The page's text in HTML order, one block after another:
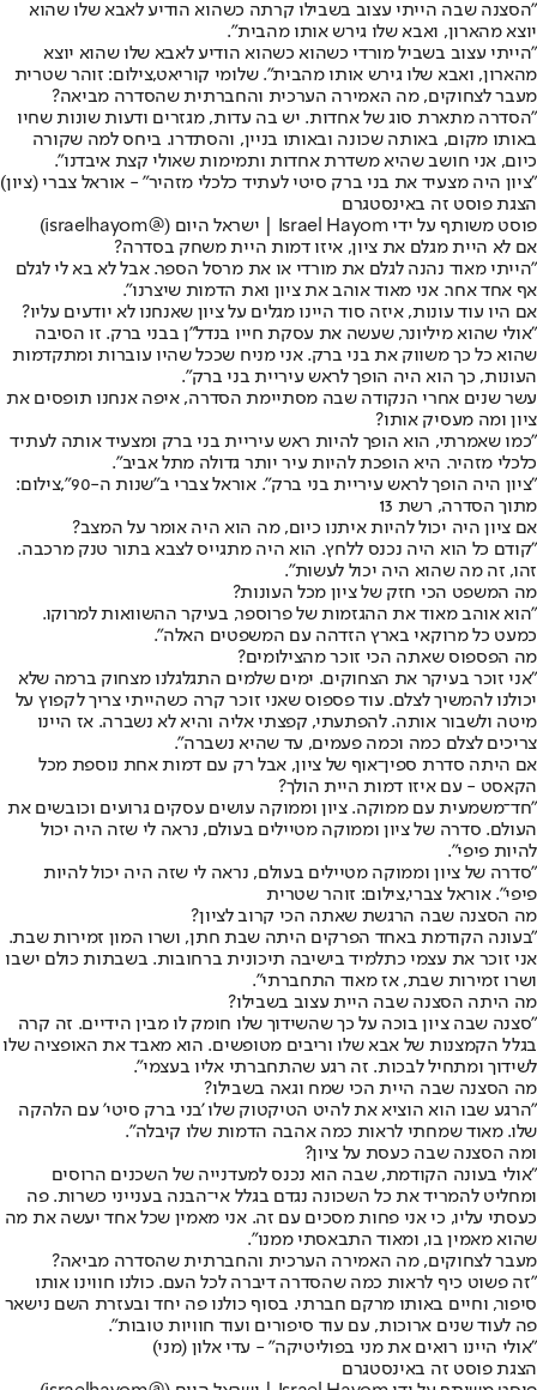
"הסצנה שבה הייתי עצוב בשבילו קרתה כשהוא הודיע לאבא שלו שהוא
יוצא מהארון, ואבא שלו גירש אותו מהבית".
"הייתי עצוב בשביל מורדי כשהוא כשהוא הודיע לאבא שלו שהוא יוצא
מהארון, ואבא שלו גירש אותו מהבית". שלומי קוריאט,צילום: זוהר שטרית
מעבר לצחוקים, מה האמירה הערכית והחברתית שהסדרה מביאה?
"הסדרה מתארת סוג של אחדות. יש בה עדות, מגזרים ודעות שונות שחיו
באותו מקום, באותה שכונה ובאותו בניין, והסתדרו. ביחס למה שקורה
כיום, אני חושב שהיא משדרת אחדות ותמימות שאולי קצת איבדנו".
"ציון היה מצעיד את בני ברק סיטי לעתיד כלכלי מזהיר" - אוראל צברי (ציון)
הצגת פוסט זה באינסטגרם
פוסט משותף על ידי ‏‎Israel Hayom | ישראל היום‎‏ (@‏‎israelhayom‎‏)
אם לא היית מגלם את ציון, איזו דמות היית משחק בסדרה?
"הייתי מאוד נהנה לגלם את מורדי או את מרסל הספר. אבל לא בא לי לגלם
אף אחד אחר. אני מאוד אוהב את ציון ואת הדמות שיצרנו".
אם היו עוד עונות, איזה סוד היינו מגלים על ציון שאנחנו לא יודעים עליו?
"אולי שהוא מיליונר, שעשה את עסקת חייו בנדל"ן בבני ברק. זו הסיבה
שהוא כל כך משווק את בני ברק. אני מניח שככל שהיו עוברות ומתקדמות
העונות, כך הוא היה הופך לראש עיריית בני ברק".
עשר שנים אחרי הנקודה שבה מסתיימת הסדרה, איפה אנחנו תופסים את
ציון ומה מעסיק אותו?
"כמו שאמרתי, הוא הופך להיות ראש עיריית בני ברק ומצעיד אותה לעתיד
כלכלי מזהיר. היא הופכת להיות עיר יותר גדולה מתל אביב".
"ציון היה הופך לראש עיריית בני ברק". אוראל צברי ב"שנות ה-90",צילום:
מתוך הסדרה, רשת 13
אם ציון היה יכול להיות איתנו כיום, מה הוא היה אומר על המצב?
"קודם כל הוא היה נכנס ללחץ. הוא היה מתגייס לצבא בתור טנק מרכבה.
זהו, זה מה שהוא היה יכול לעשות".
מה המשפט הכי חזק של ציון מכל העונות?
"הוא אוהב מאוד את ההגזמות של פרוספר, בעיקר ההשוואות למרוקו.
כמעט כל מרוקאי בארץ הזדהה עם המשפטים האלה".
מה הפספוס שאתה הכי זוכר מהצילומים?
"אני זוכר בעיקר את הצחוקים. ימים שלמים התגלגלנו מצחוק ברמה שלא
יכולנו להמשיך לצלם. עוד פספוס שאני זוכר קרה כשהייתי צריך לקפוץ על
מיטה ולשבור אותה. להפתעתי, קפצתי אליה והיא לא נשברה. אז היינו
צריכים לצלם כמה וכמה פעמים, עד שהיא נשברה".
אם היתה סדרת ספין־אוף של ציון, אבל רק עם דמות אחת נוספת מכל
הקאסט - עם איזו דמות היית הולך?
"חד־משמעית עם ממוקה. ציון וממוקה עושים עסקים גרועים וכובשים את
העולם. סדרה של ציון וממוקה מטיילים בעולם, נראה לי שזה היה יכול
להיות פיפי".
"סדרה של ציון וממוקה מטיילים בעולם, נראה לי שזה היה יכול להיות
פיפי". אוראל צברי,צילום: זוהר שטרית
מה הסצנה שבה הרגשת שאתה הכי קרוב לציון?
"בעונה הקודמת באחד הפרקים היתה שבת חתן, ושרו המון זמירות שבת.
אני זוכר את עצמי כתלמיד בישיבה תיכונית ברחובות. בשבתות כולם ישבו
ושרו זמירות שבת, אז מאוד התחברתי".
מה היתה הסצנה שבה היית עצוב בשבילו?
"סצנה שבה ציון בוכה על כך שהשידוך שלו חומק לו מבין הידיים. זה קרה
בגלל הקמצנות של אבא שלו וריבים מטופשים. הוא מאבד את האופציה שלו
לשידוך ומתחיל לבכות. זה רגע שהתחברתי אליו בעצמי".
מה הסצנה שבה היית הכי שמח וגאה בשבילו?
"הרגע שבו הוא הוציא את להיט הטיקטוק שלו 'בני ברק סיטי' עם הלהקה
שלו. מאוד שמחתי לראות כמה אהבה הדמות שלו קיבלה".
ומה הסצנה שבה כעסת על ציון?
"אולי בעונה הקודמת, שבה הוא נכנס למעדנייה של השכנים הרוסים
ומחליט להמריד את כל השכונה נגדם בגלל אי־הבנה בענייני כשרות. פה
כעסתי עליו, כי אני פחות מסכים עם זה. אני מאמין שכל אחד יעשה את מה
שהוא מאמין בו, ומאוד התבאסתי ממנו".
מעבר לצחוקים, מה האמירה הערכית והחברתית שהסדרה מביאה?
"זה פשוט כיף לראות כמה שהסדרה דיברה לכל העם. כולנו חווינו אותו
סיפור, וחיים באותו מרקם חברתי. בסוף כולנו פה יחד ובעזרת השם נישאר
פה לעוד שנים ארוכות, עם עוד סיפורים ועוד חוויות טובות".
"אולי היינו רואים את מני בפוליטיקה" - עדי אלון (מני)
הצגת פוסט זה באינסטגרם